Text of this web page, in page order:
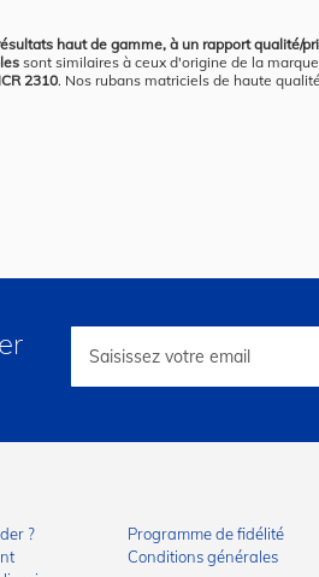
haut de gamme, à un rapport qualité/
sont similaires à ceux d'origine de la
2310. Nos rubans matriciels de haute
lettre
?
Programme de fidélité
Conditions générales